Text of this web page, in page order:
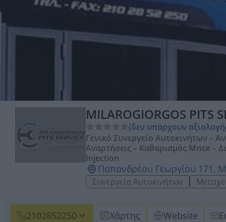
MILAROGIORGOS PITS
(δεν υπάρχουν
Γενικό Συνεργείο Αυτοκινήτων –
Αναρτήσεις – Καθαρισμός Μπεκ –
Injection
Παπανδρέου Γεωργίου 171,
Συνεργεία Αυτοκινήτων
2102852250 Χάρτης Website